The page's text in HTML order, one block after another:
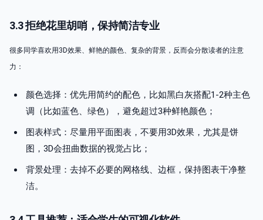
3.3 拒绝花里胡哨，保持简洁专业
很多同学喜欢用3D效果、鲜艳的颜色、复杂的背景，反而会分散读者的注意
力：
颜色选择：优先用简约的配色，比如黑白灰搭配1-2种主色
调（比如蓝色、绿色），避免超过3种鲜艳颜色；
图表样式：尽量用平面图表，不要用3D效果，尤其是饼
图，3D会扭曲数据的视觉占比；
背景处理：去掉不必要的网格线、边框，保持图表干净整
洁。